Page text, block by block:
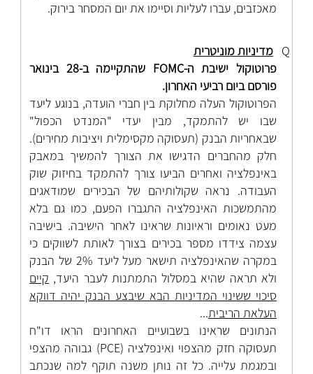
מאכזבים, עברו לעליות וסיימו את יום המסחר בירוק.
Q
מדיניות מוניטרית
פרוטוקול ישיבת ה-FOMC
שהתקיימה ב-28 בינואר
פורסם ביום רביעי האחרון.
הפרוטוקול העלה מחלוקת בין חברי הועדה, בנוגע ליעד
שבו יש להתמקד, מבין יעדי "המנדט הכפול"
שבאחריות הבנק (תעסוקה מקסימלית ויציבות מחירים).
חלק מהחברים הדגישו את הצורך להמשיך במאבק
באינפלציה ואחרים הביעו צורך להתמקד בחיזוק שוק
העבודה. נראה שקולותיהם של הבכירים שמודאגים
מהתמשכות האינפלציה התגברו הפעם, כמו גם בלא
מעט נאומים וראיונות שראינו לאחר הישיבה. בישיבה
עצמה צידדו מספר בכירים בצורך לאותת לשווקים כי
במקרה שהאינפלציה תישאר מעל ליעד 2% של הבנק
ולא תראה שהיא במסלול התמתנות לעבר היעד, קיים
סיכוי ששינוי המדיניות הבא שיבצע הבנק יהיה דווקא
העלאת הריבית...
הנתונים שראינו בשבועיים האחרונים הראו דו"ח
תעסוקה חזק מהצפוי ואינפלציה (
PCE) גבוהה מהצפי
ובמגמת עלייה. כל זה נותן משנה תוקף למה שנכתב